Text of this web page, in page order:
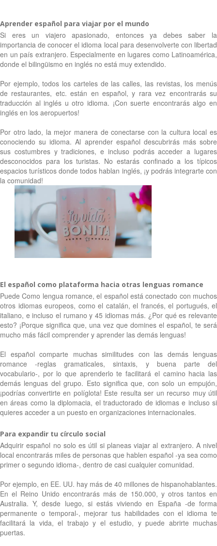
Aprender español para viajar por el mundo
Si eres un viajero apasionado, entonces ya debes saber la
importancia de conocer el idioma local para desenvolverte con libertad
en un país extranjero. Especialmente en lugares como Latinoamérica,
donde el bilingüismo en inglés no está muy extendido.
Por ejemplo, todos los carteles de las calles, las revistas, los menús
de restaurantes, etc. están en español, y rara vez encontrarás su
traducción al inglés u otro idioma. ¡Con suerte encontrarás algo en
inglés en los aeropuertos!
Por otro lado, la mejor manera de conectarse con la cultura local es
conociendo su idioma. Al aprender español descubrirás más sobre
sus costumbres y tradiciones, e incluso podrás acceder a lugares
desconocidos para los turistas. No estarás confinado a los típicos
espacios turísticos donde todos hablan inglés, ¡y podrás integrarte con
la comunidad!
El español como plataforma hacia otras lenguas romance
Puede Como lengua romance, el español está conectado con muchos
otros idiomas europeos, como el catalán, el francés, el portugués, el
italiano, e incluso el rumano y 45 idiomas más. ¿Por qué es relevante
esto? ¡Porque significa que, una vez que domines el español, te será
mucho más fácil comprender y aprender las demás lenguas!
El español comparte muchas similitudes con las demás lenguas
romance -reglas gramaticales, sintaxis, y buena parte del
vocabulario-, por lo que aprenderlo te facilitará el camino hacia las
demás lenguas del grupo. Esto significa que, con solo un empujón,
¡podrías convertirte en políglota! Este resulta ser un recurso muy útil
en áreas como la diplomacia, el traductorado de idiomas e incluso si
quieres acceder a un puesto en organizaciones internacionales.
Para expandir tu círculo social
Adquirir español no solo es útil si planeas viajar al extranjero. A nivel
local encontrarás miles de personas que hablen español -ya sea como
primer o segundo idioma-, dentro de casi cualquier comunidad.
Por ejemplo, en EE. UU. hay más de 40 millones de hispanohablantes.
En el Reino Unido encontrarás más de 150.000, y otros tantos en
Australia. Y, desde luego, si estás viviendo en España -de forma
permanente o temporal-, mejorar tus habilidades con el idioma te
facilitará la vida, el trabajo y el estudio, y puede abrirte muchas
puertas.